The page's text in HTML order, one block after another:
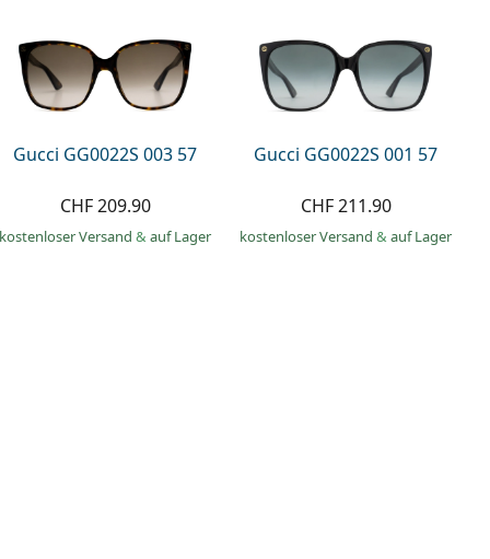
Gucci GG0022S 003 57
CHF 209.90
kostenloser Versand& auf Lager
Gucci GG0022S 001 57
CHF 211.90
kostenloser Versand& auf Lager